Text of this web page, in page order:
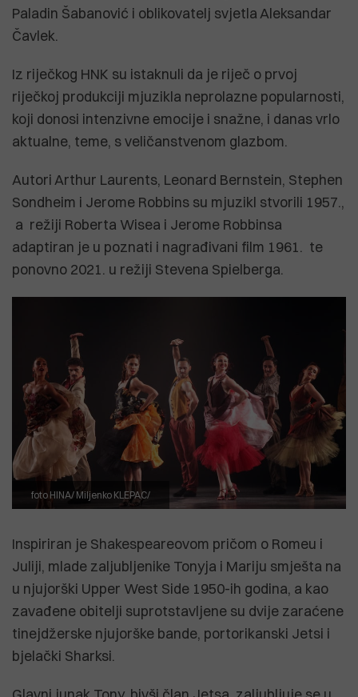
Paladin Šabanović i oblikovatelj svjetla Aleksandar
Čavlek.
Iz riječkog HNK su istaknuli da je riječ o prvoj
riječkoj produkciji mjuzikla neprolazne popularnosti,
koji donosi intenzivne emocije i snažne, i danas vrlo
aktualne, teme, s veličanstvenom glazbom.
Autori Arthur Laurents, Leonard Bernstein, Stephen
Sondheim i Jerome Robbins su mjuzikl stvorili 1957.,
a režiji Roberta Wisea i Jerome Robbinsa
adaptiran je u poznati i nagrađivani film 1961. te
ponovno 2021. u režiji Stevena Spielberga.
foto HINA/ Miljenko KLEPAC/
Inspiriran je Shakespeareovom pričom o Romeu i
Juliji, mlade zaljubljenike Tonyja i Mariju smješta na
u njujorški Upper West Side 1950-ih godina, a kao
zavađene obitelji suprotstavljene su dvije zaraćene
tinejdžerske njujorške bande, portorikanski Jetsi i
bjelački Sharksi.